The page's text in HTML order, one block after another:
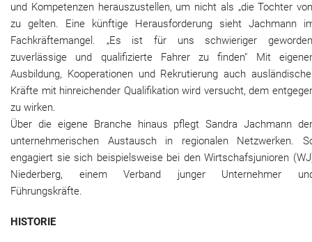
und Kompetenzen herauszustellen, um nicht als „die Tochter
zu gelten. Eine künftige Herausforderung sieht Jachmann
Fachkräftemangel. „Es ist für uns schwieriger
zuverlässige und qualifizierte Fahrer zu finden" Mit
Ausbildung, Kooperationen und Rekrutierung auch
Kräfte mit hinreichender Qualifikation wird versucht, dem
zu wirken.
Über die eigene Branche hinaus pflegt Sandra Jachmann
unternehmerischen Austausch in regionalen Netzwerken.
engagiert sie sich beispielsweise bei den Wirtschafsjunioren
Niederberg, einem Verband junger Unternehmer
Führungskräfte.
HISTORIE